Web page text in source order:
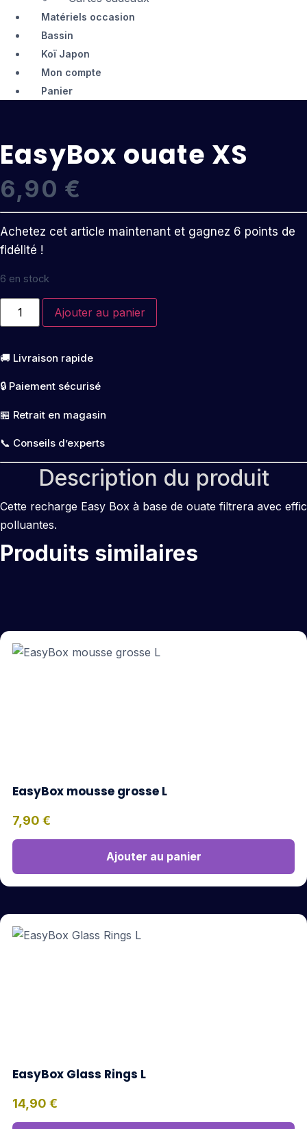
Matériels occasion
Bassin
Koï Japon
Mon compte
Panier
EasyBox ouate XS
6,90 €
Achetez cet article maintenant et gagnez 6 points de
fidélité !
6 en stock
quantité
EasyBox
Ajouter au panier
🚚 Livraison rapide
🔒 Paiement sécurisé
🏪 Retrait en magasin
📞 Conseils d’experts
Description du produit
Cette recharge Easy Box à base de ouate filtrera avec
polluantes.
Produits similaires
EasyBox mousse grosse L
7,90 €
Ajouter au panier
EasyBox Glass Rings L
14,90 €